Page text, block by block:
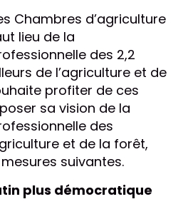
Chambres d’agriculture
lieu de la
des 2,2
de l’agriculture et de
profiter de ces
sa vision de la
des
et de la forêt,
suivantes.
plus démocratique